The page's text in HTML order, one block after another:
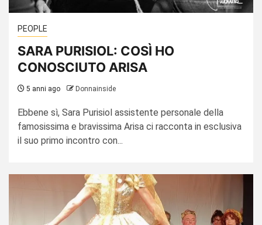
PEOPLE
SARA PURISIOL: COSÌ HO
CONOSCIUTO ARISA
5 anni ago Donnainside
Ebbene sì, Sara Purisiol assistente personale della
famosissima e bravissima Arisa ci racconta in esclusiva
il suo primo incontro con...